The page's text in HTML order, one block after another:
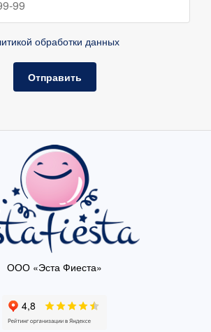
обработки данных
Отправить
ООО «Эста Фиеста»